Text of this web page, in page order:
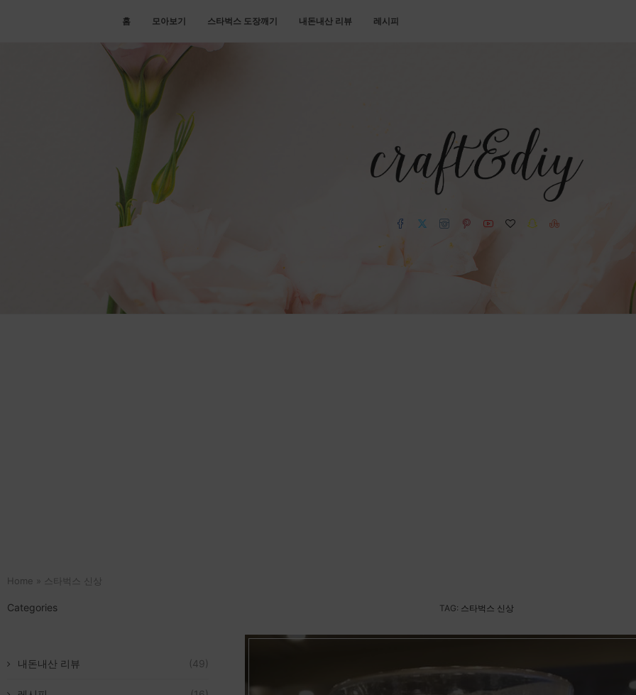
홈 모아보기 스타벅스 도장깨기 내돈내산 리뷰 레시피
Home » 스타벅스 신상
TAG: 스타벅스 신상
Categories
내돈내산 리뷰 (49)